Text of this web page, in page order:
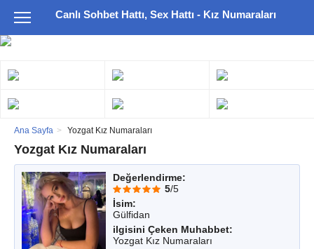
Canlı Sohbet Hattı, Sex Hattı - Kız Numaraları
Ana Sayfa Yozgat Kız Numaraları
Yozgat Kız Numaraları
Değerlendirme:
5/5
İsim:
Gülfidan
ilgisini Çeken Muhabbet:
Yozgat Kız Numaraları